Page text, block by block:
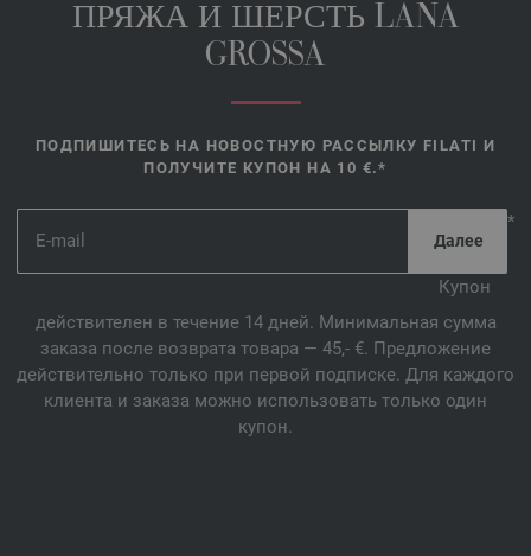
ПРЯЖА И ШЕРСТЬ LANA
GROSSA
ПОДПИШИТЕСЬ НА НОВОСТНУЮ РАССЫЛКУ FILATI И
ПОЛУЧИТЕ КУПОН НА 10 €.*
*
Купон
действителен в течение 14 дней. Минимальная сумма
заказа после возврата товара — 45,- €. Предложение
действительно только при первой подписке. Для каждого
клиента и заказа можно использовать только один
купон.